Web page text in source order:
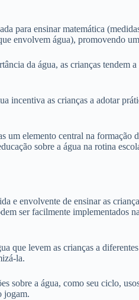
para ensinar matemática
envolvem água), promovendo
da água, as crianças tendem
incentiva as crianças a adotar
um elemento central na formação
sobre a água na rotina
e envolvente de ensinar as
ser facilmente implementados
que levem as crianças a
la.
sobre a água, como seu ciclo,
jogam.